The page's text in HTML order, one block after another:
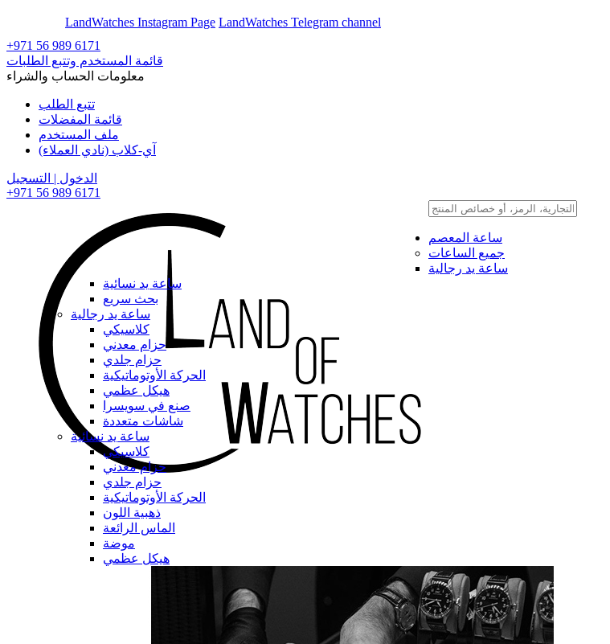
LandWatches Instagram Page LandWatches Telegram channel
+971 56 989 6171
قائمة المستخدم وتتبع الطلبات
معلومات الحساب والشراء
تتبع الطلب
قائمة المفضلات
ملف المستخدم
آي-كلاب (نادي العملاء)
الدخول | التسجيل
+971 56 989 6171
ساعة المعصم
جميع الساعات
ساعة يد رجالية
ساعة يد نسائية
بحث سريع
ساعة يد رجالية
كلاسيكي
حزام معدني
حزام جلدي
الحركة الأوتوماتيكية
هيكل عظمي
صنع في سويسرا
شاشات متعددة
ساعة يد نسائية
كلاسيكي
حزام معدني
حزام جلدي
الحركة الأوتوماتيكية
ذهبية اللون
الماس الرائعة
موضة
هيكل عظمي